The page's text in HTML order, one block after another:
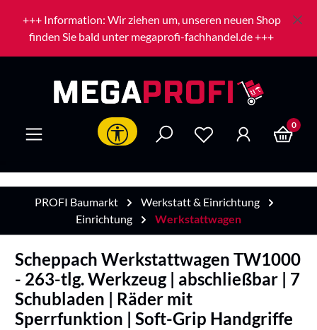
Zum Hauptinhalt springen
+++ Information: Wir ziehen um, unseren neuen Shop
finden Sie bald unter megaprofi-fachhandel.de +++
Werkzeugleiste anzeigen 0
PROFI Baumarkt
Werkstatt & Einrichtung
Einrichtung
Werkstattwagen
Scheppach Werkstattwagen TW1000
- 263-tlg. Werkzeug | abschließbar | 7
Schubladen | Räder mit
Sperrfunktion | Soft-Grip Handgriffe